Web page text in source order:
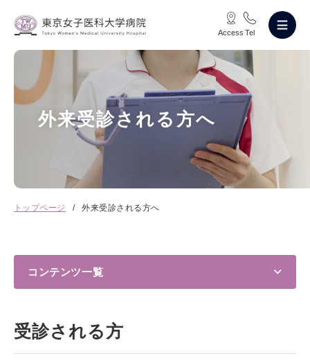
Access Tel
外来受診される方へ
トップページ 外来受診される方へ
コンテンツ⼀覧
受診される方